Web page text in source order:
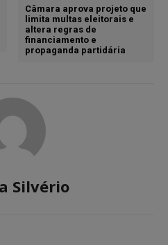
Câmara aprova projeto que
limita multas eleitorais e
altera regras de
financiamento e
propaganda partidária
Silvério